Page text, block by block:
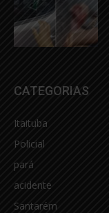
CATEGORIAS
Itaituba
Policial
pará
acidente
Santarém